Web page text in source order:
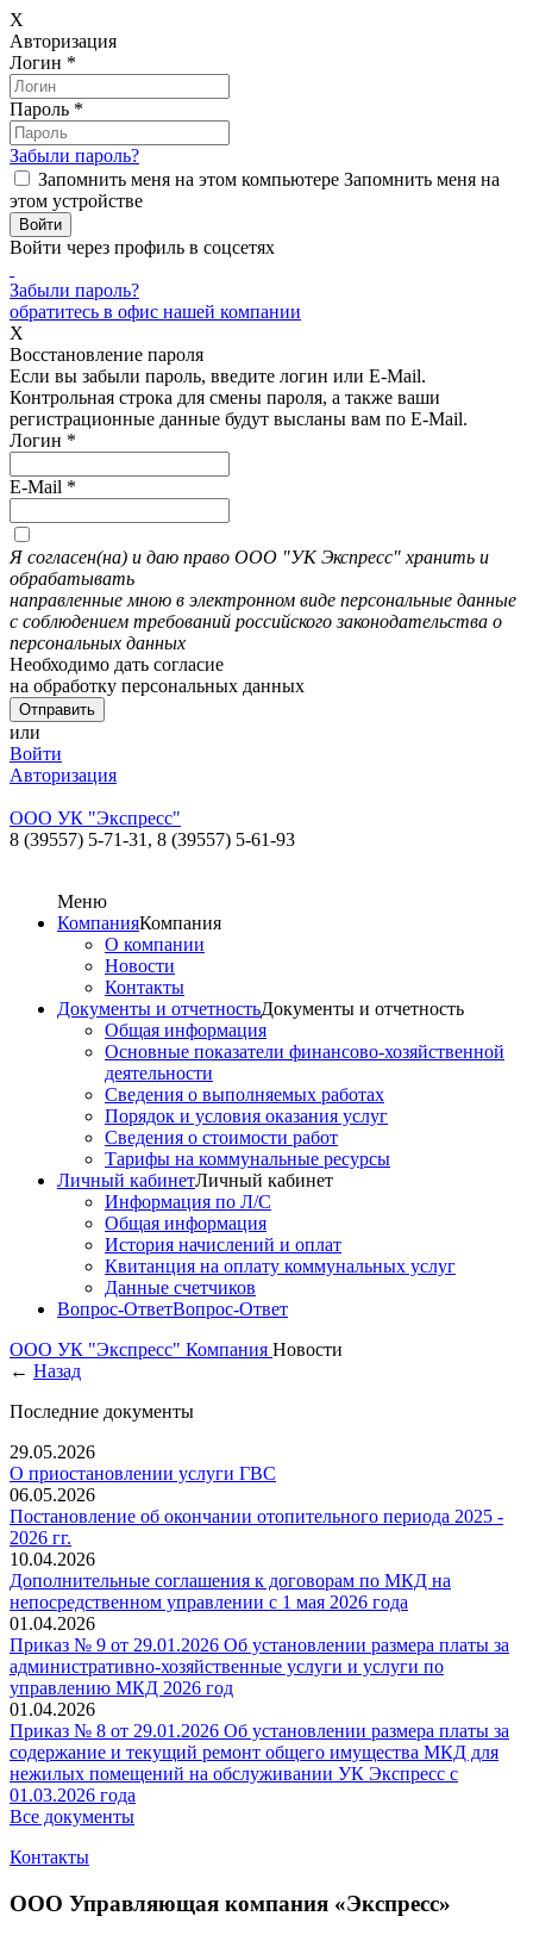
X
Авторизация
Логин *
Пароль *
Забыли пароль?
Запомнить меня на этом компьютере Запомнить меня на
этом устройстве
Войти через профиль в соцсетях
Забыли пароль?
обратитесь в офис нашей компании
X
Восстановление пароля
Если вы забыли пароль, введите логин или E-Mail.
Контрольная строка для смены пароля, а также ваши
регистрационные данные будут высланы вам по E-Mail.
Логин *
E-Mail *
Я согласен(на) и даю право ООО "УК Экспресс" хранить и
обрабатывать
направленные мною в электронном виде персональные данные
с соблюдением требований российского законодательства о
персональных данных
Необходимо дать согласие
на обработку персональных данных
или
Войти
Авторизация
ООО УК "Экспресс"
8 (39557) 5-71-31, 8 (39557) 5-61-93
Меню
КомпанияКомпания
О компании
Новости
Контакты
Документы и отчетностьДокументы и отчетность
Общая информация
Основные показатели финансово-хозяйственной
деятельности
Сведения о выполняемых работах
Порядок и условия оказания услуг
Сведения о стоимости работ
Тарифы на коммунальные ресурсы
Личный кабинетЛичный кабинет
Информация по Л/С
Общая информация
История начислений и оплат
Квитанция на оплату коммунальных услуг
Данные счетчиков
Вопрос-ОтветВопрос-Ответ
ООО УК "Экспресс" Компания Новости
← Назад
Последние документы
29.05.2026
О приостановлении услуги ГВС
06.05.2026
Постановление об окончании отопительного периода 2025 -
2026 гг.
10.04.2026
Дополнительные соглашения к договорам по МКД на
непосредственном управлении с 1 мая 2026 года
01.04.2026
Приказ № 9 от 29.01.2026 Об установлении размера платы за
административно-хозяйственные услуги и услуги по
управлению МКД 2026 год
01.04.2026
Приказ № 8 от 29.01.2026 Об установлении размера платы за
содержание и текущий ремонт общего имущества МКД для
нежилых помещений на обслуживании УК Экспресс с
01.03.2026 года
Все документы
Контакты
ООО Управляющая компания «Экспресс»